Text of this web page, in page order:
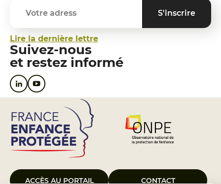
Lire la dernière lettre
Suivez-nous
et restez informé
ACCÈS AU PORTAIL CONTACT